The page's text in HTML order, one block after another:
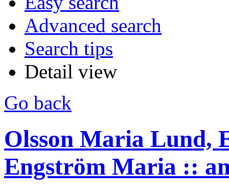
Advanced search
Search tips
Detail view
Go back
Olsson Maria Lund,
Engström Maria ::